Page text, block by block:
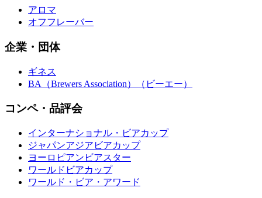
アロマ
オフフレーバー
企業・団体
ギネス
BA（Brewers Association）（ビーエー）
コンペ・品評会
インターナショナル・ビアカップ
ジャパンアジアビアカップ
ヨーロピアンビアスター
ワールドビアカップ
ワールド・ビア・アワード